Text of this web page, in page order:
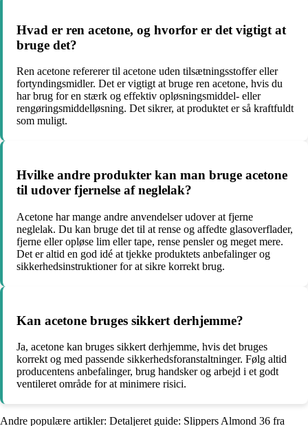
Hvad er ren acetone, og hvorfor er det vigtigt at
bruge det?
Ren acetone refererer til acetone uden tilsætningsstoffer eller
fortyndingsmidler. Det er vigtigt at bruge ren acetone, hvis du
har brug for en stærk og effektiv opløsningsmiddel- eller
rengøringsmiddelløsning. Det sikrer, at produktet er så kraftfuldt
som muligt.
Hvilke andre produkter kan man bruge acetone
til udover fjernelse af neglelak?
Acetone har mange andre anvendelser udover at fjerne
neglelak. Du kan bruge det til at rense og affedte glasoverflader,
fjerne eller opløse lim eller tape, rense pensler og meget mere.
Det er altid en god idé at tjekke produktets anbefalinger og
sikkerhedsinstruktioner for at sikre korrekt brug.
Kan acetone bruges sikkert derhjemme?
Ja, acetone kan bruges sikkert derhjemme, hvis det bruges
korrekt og med passende sikkerhedsforanstaltninger. Følg altid
producentens anbefalinger, brug handsker og arbejd i et godt
ventileret område for at minimere risici.
Andre populære artikler: Detaljeret guide: Slippers Almond 36 fra